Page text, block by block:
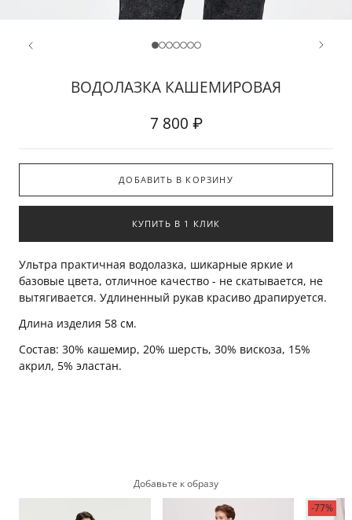
ВОДОЛАЗКА КАШЕМИРОВАЯ
7 800 ₽
ДОБАВИТЬ В КОРЗИНУ
КУПИТЬ В 1 КЛИК
Ультра практичная водолазка, шикарные яркие и
базовые цвета, отличное качество - не скатывается, не
вытягивается. Удлиненный рукав красиво драпируется.
Длина изделия 58 см.
Состав: 30% кашемир, 20% шерсть, 30% вискоза, 15%
акрил, 5% эластан.
Добавьте к образу
-77%